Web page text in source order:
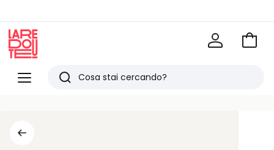
Menu
Redoute
Ricerca
Vai